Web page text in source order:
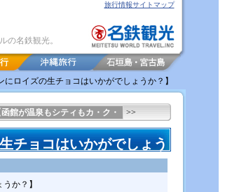
旅行情報サイトマップ
の名鉄観光。
にロイズの生チョコはいかがでしょうか？】
函館が温泉もシティもカ・ク・ >>
チョコはいかがでしょう
か？】